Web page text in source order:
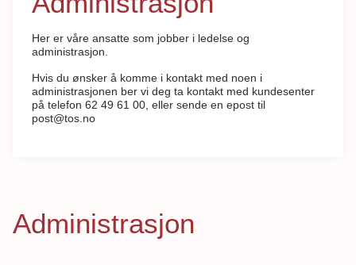
Her er våre ansatte som jobber i ledelse og
administrasjon.
Hvis du ønsker å komme i kontakt med noen i
administrasjonen ber vi deg ta kontakt med kundesenter
på telefon 62 49 61 00, eller sende en epost til
post@tos.no
Administrasjon